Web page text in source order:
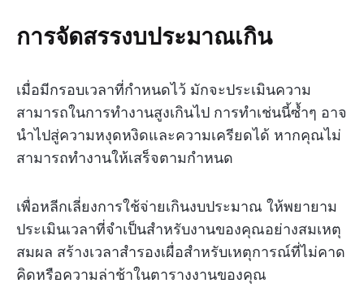
การจัดสรรงบประมาณเกิน
เมื่อมีกรอบเวลาที่กำหนดไว้ มักจะประเมินความ
สามารถในการทำงานสูงเกินไป การทำเช่นนี้ซ้ำๆ อาจ
นำไปสู่ความหงุดหงิดและความเครียดได้ หากคุณไม่
สามารถทำงานให้เสร็จตามกำหนด
เพื่อหลีกเลี่ยงการใช้จ่ายเกินงบประมาณ ให้พยายาม
ประเมินเวลาที่จำเป็นสำหรับงานของคุณอย่างสมเหตุ
สมผล สร้างเวลาสำรองเผื่อสำหรับเหตุการณ์ที่ไม่คาด
คิดหรือความล่าช้าในตารางงานของคุณ